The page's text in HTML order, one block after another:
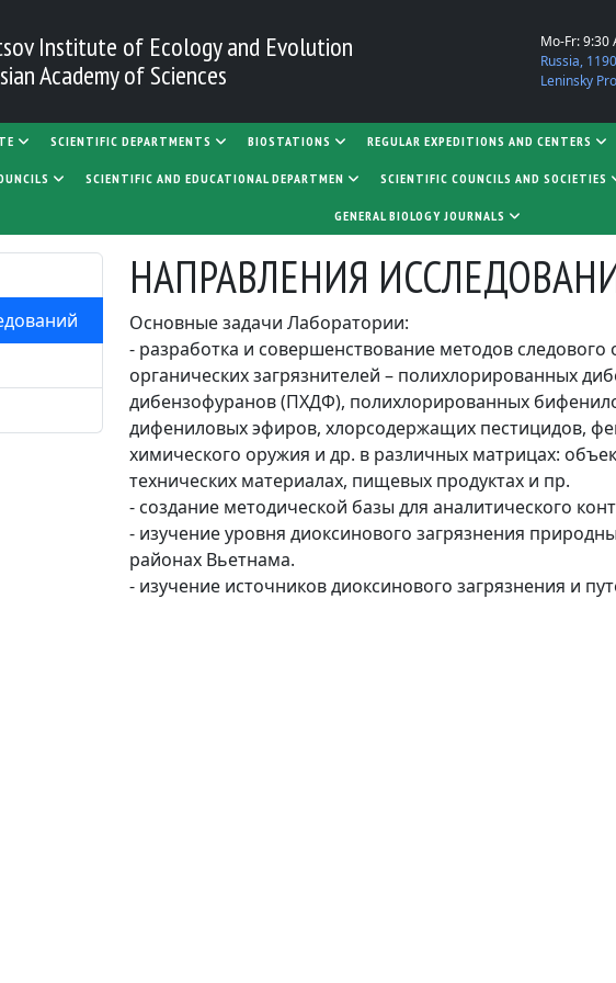
Institute of Ecology and Evolution
Academy of Sciences
Mo-Fr: 9:30
Russia,
Leninsky
SCIENTIFIC DEPARTMENTS BIOSTATIONS REGULAR EXPEDITIONS AND CENTERS
SCIENTIFIC AND EDUCATIONAL DEPARTMEN SCIENTIFIC COUNCILS AND SOCIETIES
GENERAL BIOLOGY JOURNALS
НАПРАВЛЕНИЯ
Основные задачи Лаборатории:
- разработка и совершенствование методов
органических загрязнителей – полихлорированных
дибензофуранов (ПХДФ), полихлорированных
дифениловых эфиров, хлорсодержащих пестицидов,
химического оружия и др. в различных матрицах:
технических материалах, пищевых продуктах и пр.
- создание методической базы для аналитического
- изучение уровня диоксинового загрязнения
районах Вьетнама.
- изучение источников диоксинового загрязнения и